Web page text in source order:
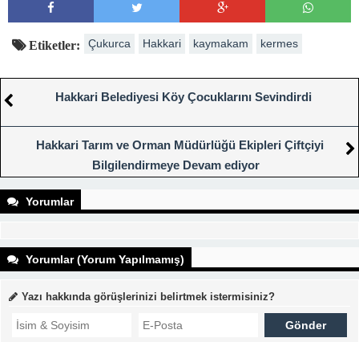
Etiketler: Çukurca Hakkari kaymakam kermes
Hakkari Belediyesi Köy Çocuklarını Sevindirdi
Hakkari Tarım ve Orman Müdürlüğü Ekipleri Çiftçiyi
Bilgilendirmeye Devam ediyor
Yorumlar
Yorumlar (Yorum Yapılmamış)
Yazı hakkında görüşlerinizi belirtmek istermisiniz?